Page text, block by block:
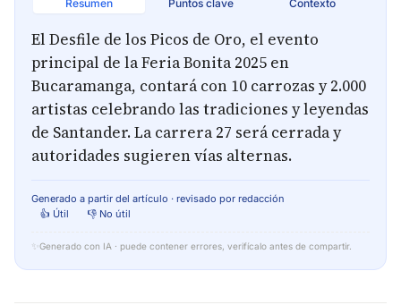
Resumen Puntos clave Contexto
El Desfile de los Picos de Oro, el evento
principal de la Feria Bonita 2025 en
Bucaramanga, contará con 10 carrozas y 2.000
artistas celebrando las tradiciones y leyendas
de Santander. La carrera 27 será cerrada y
autoridades sugieren vías alternas.
Generado a partir del artículo · revisado por redacción
👍 Útil
👎 No útil
✨ Generado con IA · puede contener errores, verifícalo antes de compartir.